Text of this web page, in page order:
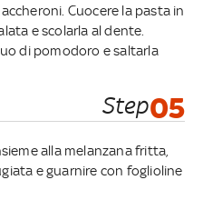
Cuocere la pasta in
e scolarla al dente.
di pomodoro e saltarla
Step05
alla melanzana fritta,
e guarnire con foglioline